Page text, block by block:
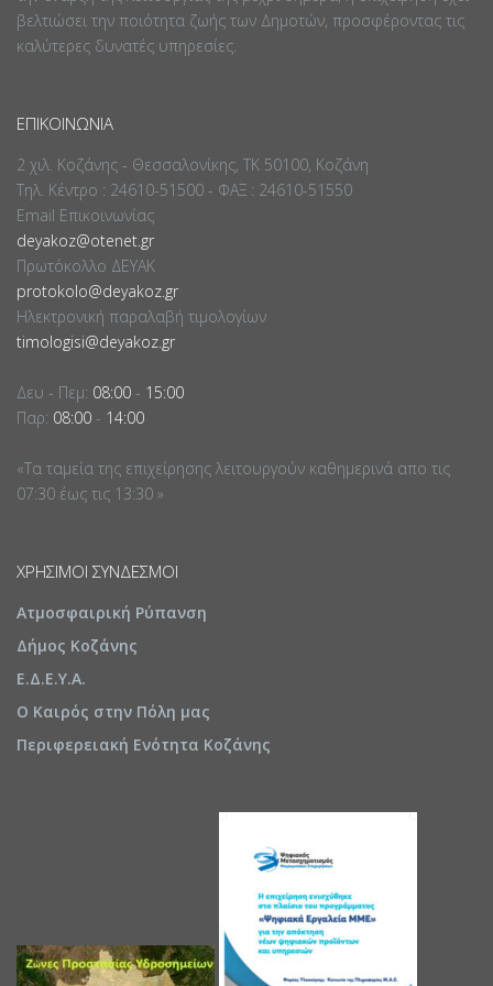
βελτιώσει την ποιότητα ζωής των Δημοτών, προσφέροντας τις
καλύτερες δυνατές υπηρεσίες.
ΕΠΙΚΟΙΝΩΝΊΑ
2 χιλ. Κοζάνης - Θεσσαλονίκης, ΤΚ 50100, Κοζάνη
Τηλ. Κέντρο : 24610-51500 - ΦΑΞ : 24610-51550
Email Επικοινωνίας
deyakoz@otenet.gr
Πρωτόκολλο ΔΕΥΑΚ
protokolo@deyakoz.gr
Ηλεκτρονική παραλαβή τιμολογίων
timologisi@deyakoz.gr
Δευ - Πεμ: 08:00 - 15:00
Παρ: 08:00 - 14:00
«Τα ταμεία της επιχείρησης λειτουργούν καθημερινά απο τις
07:30 έως τις 13:30 »
ΧΡΉΣΙΜΟΙ ΣΎΝΔΕΣΜΟΙ
Ατμοσφαιρική Ρύπανση
Δήμος Κοζάνης
Ε.Δ.Ε.Υ.Α.
Ο Καιρός στην Πόλη μας
Περιφερειακή Ενότητα Κοζάνης